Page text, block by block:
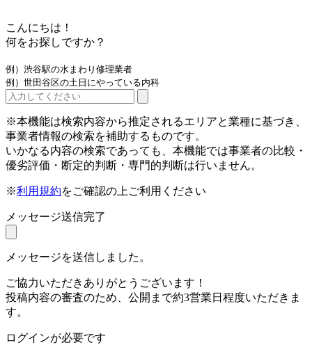
こんにちは！
何をお探しですか？
例）渋谷駅の水まわり修理業者
例）世田谷区の土日にやっている内科
※本機能は検索内容から推定されるエリアと業種に基づき、
事業者情報の検索を補助するものです。
いかなる内容の検索であっても、本機能では事業者の比較・
優劣評価・断定的判断・専門的判断は行いません。
※利用規約をご確認の上ご利用ください
メッセージ送信完了
メッセージを送信しました。
ご協力いただきありがとうございます！
投稿内容の審査のため、公開まで約3営業日程度いただきま
す。
ログインが必要です